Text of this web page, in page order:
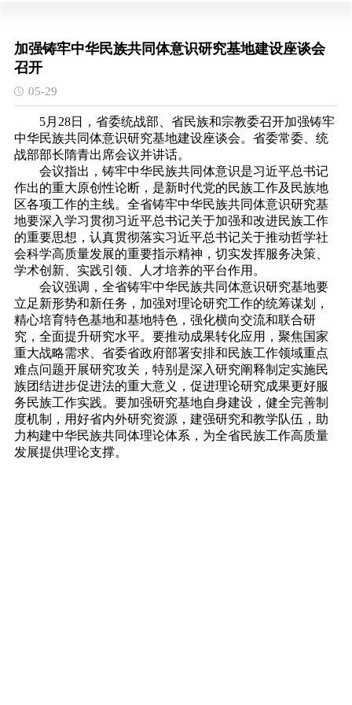
加强铸牢中华民族共同体意识研究基地建设座谈会
召开
05-29
5月28日，省委统战部、省民族和宗教委召开加强铸牢
中华民族共同体意识研究基地建设座谈会。省委常委、统
战部部长隋青出席会议并讲话。
会议指出，铸牢中华民族共同体意识是习近平总书记
作出的重大原创性论断，是新时代党的民族工作及民族地
区各项工作的主线。全省铸牢中华民族共同体意识研究基
地要深入学习贯彻习近平总书记关于加强和改进民族工作
的重要思想，认真贯彻落实习近平总书记关于推动哲学社
会科学高质量发展的重要指示精神，切实发挥服务决策、
学术创新、实践引领、人才培养的平台作用。
会议强调，全省铸牢中华民族共同体意识研究基地要
立足新形势和新任务，加强对理论研究工作的统筹谋划，
精心培育特色基地和基地特色，强化横向交流和联合研
究，全面提升研究水平。要推动成果转化应用，聚焦国家
重大战略需求、省委省政府部署安排和民族工作领域重点
难点问题开展研究攻关，特别是深入研究阐释制定实施民
族团结进步促进法的重大意义，促进理论研究成果更好服
务民族工作实践。要加强研究基地自身建设，健全完善制
度机制，用好省内外研究资源，建强研究和教学队伍，助
力构建中华民族共同体理论体系，为全省民族工作高质量
发展提供理论支撑。